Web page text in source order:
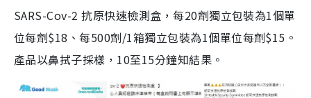
SARS-Cov-2 抗原快速檢測盒，每20劑獨立包裝為1個單
位每劑$18、每500劑/1箱獨立包裝為1個單位每劑$15。
產品以鼻拭子採樣，10至15分鐘知結果。